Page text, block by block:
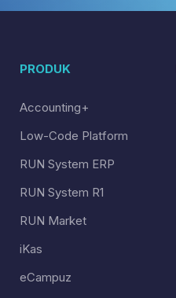
PRODUK
Accounting+
Low-Code Platform
RUN System ERP
RUN System R1
RUN Market
iKas
eCampuz